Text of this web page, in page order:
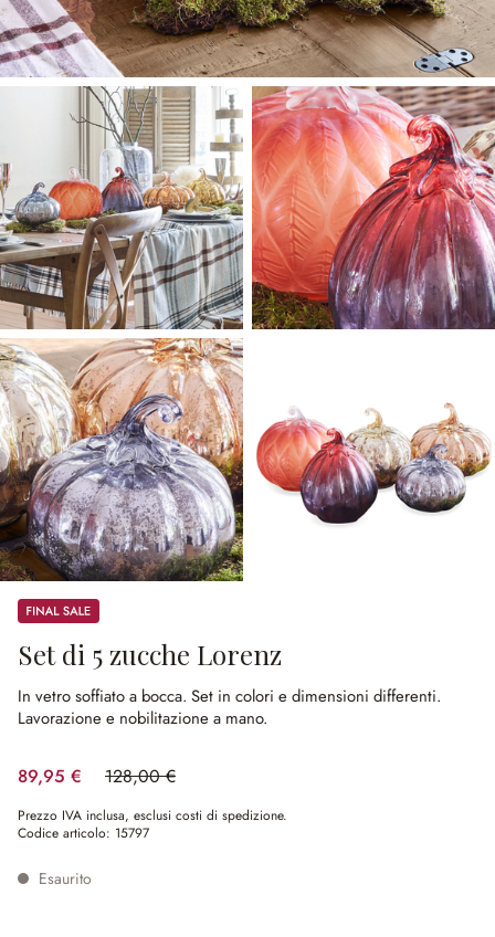
Sale
Set di 5 zucche Lorenz
In vetro soffiato a bocca. Set in colori e dimensioni differenti.
Lavorazione e nobilitazione a mano.
89,95 € 128,00 €
(risparmio 29.73%)
Prezzo IVA inclusa, esclusi costi di spedizione.
Codice articolo: 15797
Esaurito